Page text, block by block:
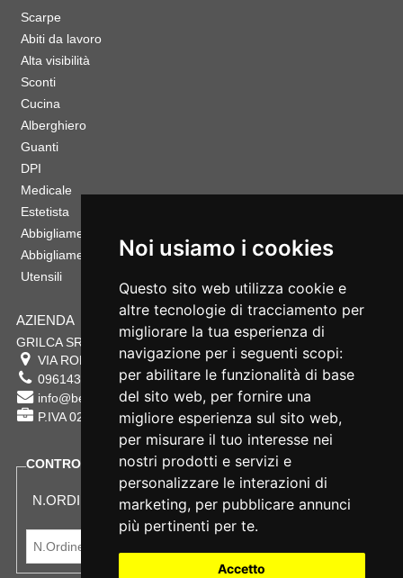
Noi usiamo i cookies
Questo sito web utilizza cookie e
altre tecnologie di tracciamento per
migliorare la tua esperienza di
navigazione per i seguenti scopi:
per abilitare le funzionalità di base
del sito web, per fornire una
migliore esperienza sul sito web,
per misurare il tuo interesse nei
nostri prodotti e servizi e
personalizzare le interazioni di
marketing, per pubblicare annunci
più pertinenti per te.
Accetto
Scarpe
Abiti da lavoro
Alta visibilità
Sconti
Cucina
Alberghiero
Guanti
DPI
Medicale
Estetista
Abbigliamento Sportivo
Abbigliamento Bambino
Utensili
AZIENDA
GRILCA SRL
VIA ROMA 180 88054 SERSALE CZ
0961432177
info@bestsafety.it
P.IVA 02342180797
CONTROLLA LO STATO DEL TUO ORDINE
N.ORDINE: